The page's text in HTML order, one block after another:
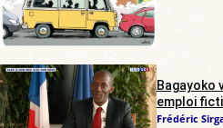
Bagayoko
emploi
Frédéric